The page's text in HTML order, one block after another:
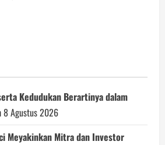
Kedudukan Berartinya dalam
8 Agustus 2026
Meyakinkan Mitra dan Investor